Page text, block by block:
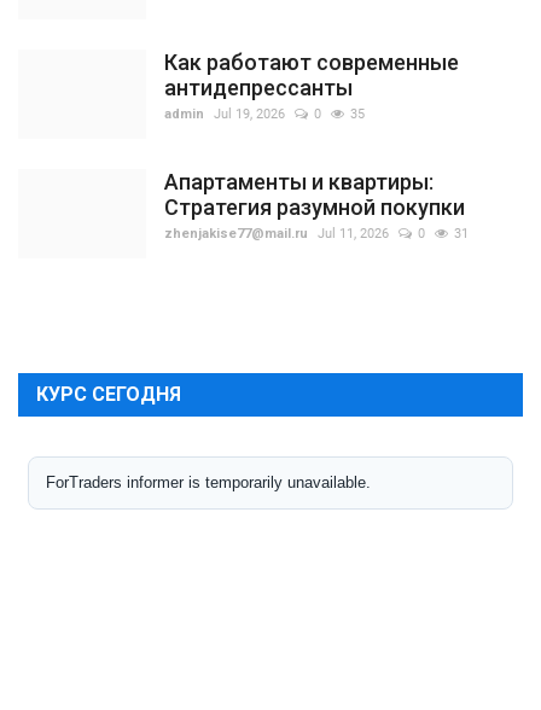
Как работают современные
антидепрессанты
admin Jul 19, 2026 0 35
Апартаменты и квартиры:
Стратегия разумной покупки
zhenjakise77@mail.ru Jul 11, 2026 0 31
КУРС СЕГОДНЯ